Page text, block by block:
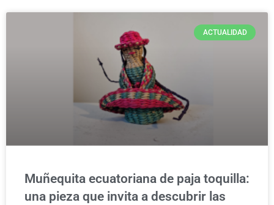
ACTUALIDAD
Muñequita ecuatoriana de paja toquilla:
una pieza que invita a descubrir las